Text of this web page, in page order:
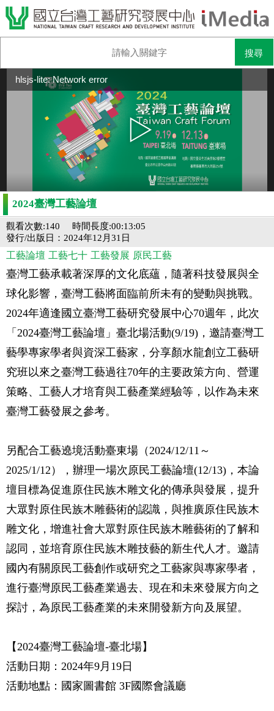
hlsjs-lite: Network error
2024臺灣工藝論壇
時間長度:00:13:05
觀看次數:140
發行/出版日：2024年12月31日
工藝論壇 工藝七十 工藝發展 原民工藝
臺灣工藝承載著深厚的文化底蘊，隨著科技發展與全
球化影響，臺灣工藝將面臨前所未有的變動與挑戰。
2024年適逢國立臺灣工藝研究發展中心70週年，此次
「2024臺灣工藝論壇」臺北場活動(9/19)，邀請臺灣工
藝學專家學者與資深工藝家，分享顏水龍創立工藝研
究班以來之臺灣工藝過往70年的主要政策方向、營運
策略、工藝人才培育與工藝產業經驗等，以作為未來
臺灣工藝發展之參考。
另配合工藝遶境活動臺東場（2024/12/11～
2025/1/12），辦理一場次原民工藝論壇(12/13)，本論
壇目標為促進原住民族木雕文化的傳承與發展，提升
大眾對原住民族木雕藝術的認識，與推廣原住民族木
雕文化，增進社會大眾對原住民族木雕藝術的了解和
認同，並培育原住民族木雕技藝的新生代人才。邀請
國內有關原民工藝創作或研究之工藝家與專家學者，
進行臺灣原民工藝產業過去、現在和未來發展方向之
探討，為原民工藝產業的未來開發新方向及展望。
【2024臺灣工藝論壇-臺北場】
活動日期：2024年9月19日
活動地點：國家圖書館 3F國際會議廳